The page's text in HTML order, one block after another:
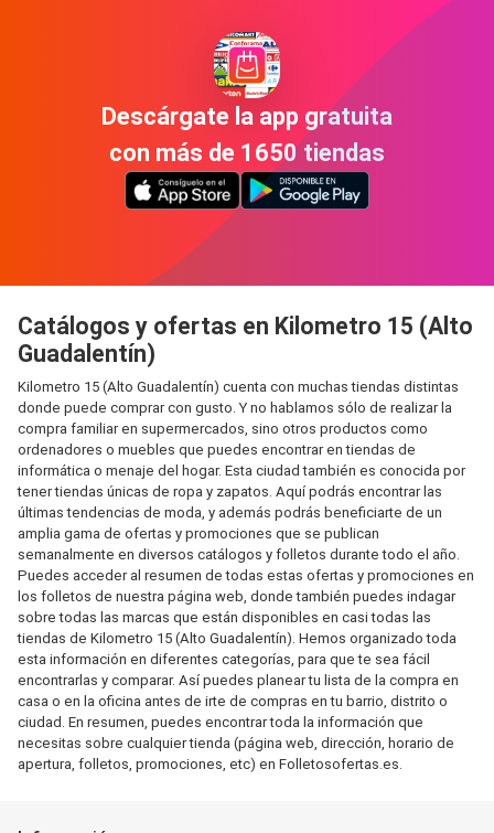
Descárgate la app gratuita
con más de 1650 tiendas
Catálogos y ofertas en Kilometro 15 (Alto
Guadalentín)
Kilometro 15 (Alto Guadalentín) cuenta con muchas tiendas distintas
donde puede comprar con gusto. Y no hablamos sólo de realizar la
compra familiar en supermercados, sino otros productos como
ordenadores o muebles que puedes encontrar en tiendas de
informática o menaje del hogar. Esta ciudad también es conocida por
tener tiendas únicas de ropa y zapatos. Aquí podrás encontrar las
últimas tendencias de moda, y además podrás beneficiarte de un
amplia gama de ofertas y promociones que se publican
semanalmente en diversos catálogos y folletos durante todo el año.
Puedes acceder al resumen de todas estas ofertas y promociones en
los folletos de nuestra página web, donde también puedes indagar
sobre todas las marcas que están disponibles en casi todas las
tiendas de Kilometro 15 (Alto Guadalentín). Hemos organizado toda
esta información en diferentes categorías, para que te sea fácil
encontrarlas y comparar. Así puedes planear tu lista de la compra en
casa o en la oficina antes de irte de compras en tu barrio, distrito o
ciudad. En resumen, puedes encontrar toda la información que
necesitas sobre cualquier tienda (página web, dirección, horario de
apertura, folletos, promociones, etc) en Folletosofertas.es.